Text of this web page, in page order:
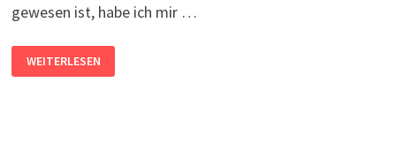
gewesen ist, habe ich mir …
AN
DER
WEITERLESEN